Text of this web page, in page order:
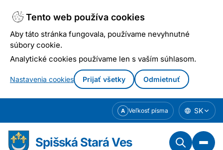
Tento web používa cookies
Aby táto stránka fungovala, používame nevyhnutné
súbory cookie.
Analytické cookies používame len s vaším súhlasom.
Nastavenia cookies Prijať všetky Odmietnuť
obsahu
A Veľkosť písma SK
Spišská Stará Ves